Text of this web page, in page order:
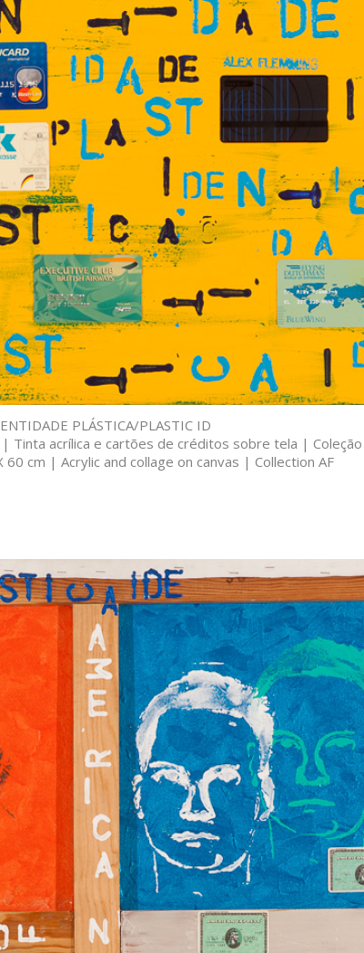
PLÁSTICA/PLASTIC ID
Tinta acrílica e cartões de créditos sobre tela | Coleção
60 cm | Acrylic and collage on canvas | Collection AF